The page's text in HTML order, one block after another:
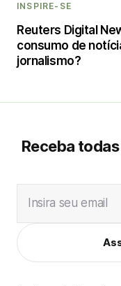
INSPIRE-SE
Reuters Digital
consumo de
jornalismo?
Receba
Insira seu email